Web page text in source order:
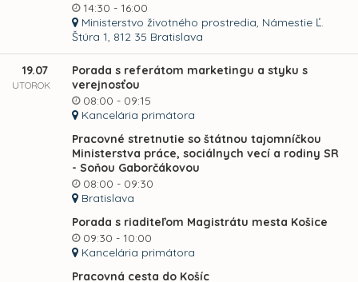
14:30 - 16:00
Ministerstvo životného prostredia, Námestie Ľ.
Štúra 1, 812 35 Bratislava
19.07
UTOROK
Porada s referátom marketingu a styku s
verejnosťou
08:00 - 09:15
Kancelária primátora
Pracovné stretnutie so štátnou tajomníčkou
Ministerstva práce, sociálnych vecí a rodiny SR
- Soňou Gaborčákovou
08:00 - 09:30
Bratislava
Porada s riaditeľom Magistrátu mesta Košice
09:30 - 10:00
Kancelária primátora
Pracovná cesta do Košíc